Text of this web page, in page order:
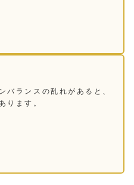
バランスの乱れがあると、
ります。